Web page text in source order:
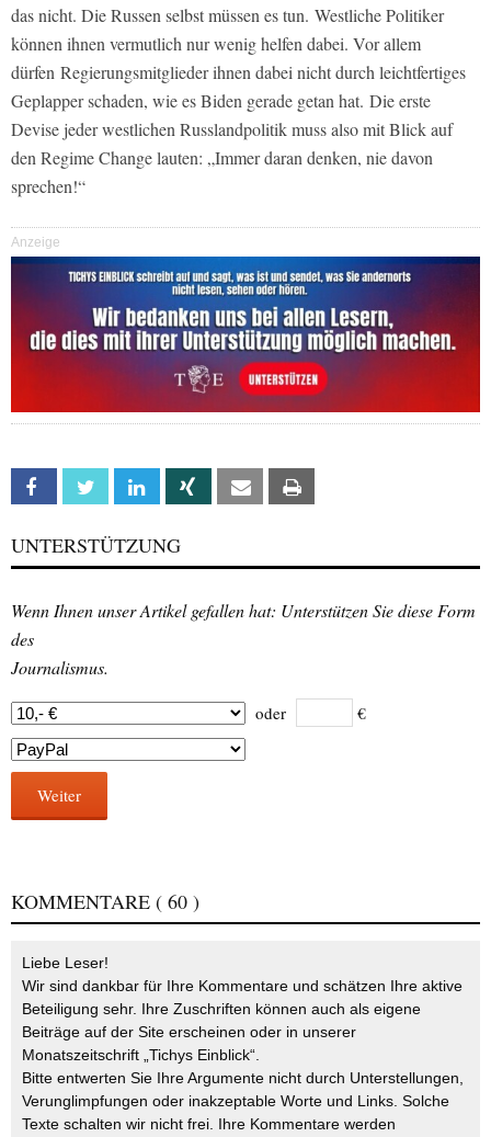
das nicht. Die Russen selbst müssen es tun. Westliche Politiker
können ihnen vermutlich nur wenig helfen dabei. Vor allem
dürfen Regierungsmitglieder ihnen dabei nicht durch leichtfertiges
Geplapper schaden, wie es Biden gerade getan hat. Die erste
Devise jeder westlichen Russlandpolitik muss also mit Blick auf
den Regime Change lauten: „Immer daran denken, nie davon
sprechen!“
Anzeige
Facebook Twitter Linkedin Xing Email
UNTERSTÜTZUNG
Wenn Ihnen unser Artikel gefallen hat: Unterstützen Sie diese Form
des
Journalismus.
oder €
Weiter
KOMMENTARE ( 60 )
Liebe Leser!
Wir sind dankbar für Ihre Kommentare und schätzen Ihre aktive
Beteiligung sehr. Ihre Zuschriften können auch als eigene
Beiträge auf der Site erscheinen oder in unserer
Monatszeitschrift „Tichys Einblick“.
Bitte entwerten Sie Ihre Argumente nicht durch Unterstellungen,
Verunglimpfungen oder inakzeptable Worte und Links. Solche
Texte schalten wir nicht frei. Ihre Kommentare werden